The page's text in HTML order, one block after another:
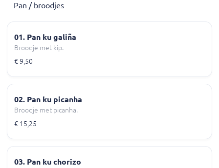
Pan / broodjes
01. Pan ku galiña
Broodje met kip.
€ 9,50
02. Pan ku picanha
Broodje met picanha.
€ 15,25
03. Pan ku chorizo